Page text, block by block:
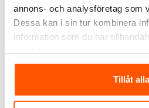
annons- och analysföretag som
Dessa kan i sin tur kombinera
information som du har
Tillåt alla
Skickas inom 11-21 arbetsdagar
ANDRA KUNDER KÖPTE